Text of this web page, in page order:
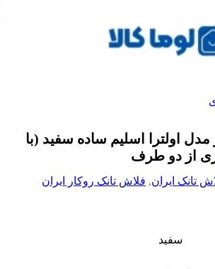
اولترا اسلیم ساده سفید (با
از دو طرف
تانک ایران, فلاش تانک روکار ایران
سفید